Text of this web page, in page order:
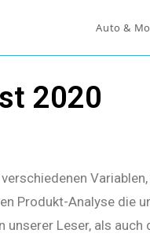
Auto &
2020
Produkt-Analyse die
Leser, als